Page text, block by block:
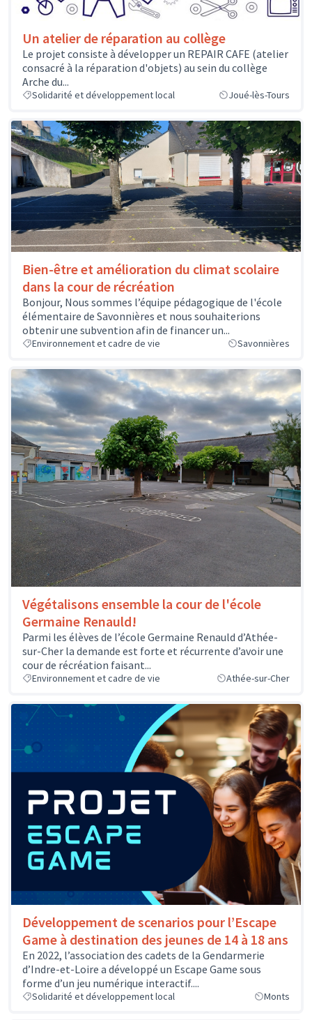
Un atelier de réparation au collège
Le projet consiste à développer un REPAIR CAFE (atelier
consacré à la réparation d'objets) au sein du collège
Arche du...
Solidarité et développement local Joué-lès-Tours
Bien-être et amélioration du climat scolaire
dans la cour de récréation
Bonjour, Nous sommes l’équipe pédagogique de l'école
élémentaire de Savonnières et nous souhaiterions
obtenir une subvention afin de financer un...
Environnement et cadre de vie Savonnières
Végétalisons ensemble la cour de l'école
Germaine Renauld!
Parmi les élèves de l’école Germaine Renauld d’Athée-
sur-Cher la demande est forte et récurrente d’avoir une
cour de récréation faisant...
Environnement et cadre de vie Athée-sur-Cher
Développement de scenarios pour l’Escape
Game à destination des jeunes de 14 à 18 ans
En 2022, l’association des cadets de la Gendarmerie
d’Indre-et-Loire a développé un Escape Game sous
forme d’un jeu numérique interactif....
Solidarité et développement local Monts